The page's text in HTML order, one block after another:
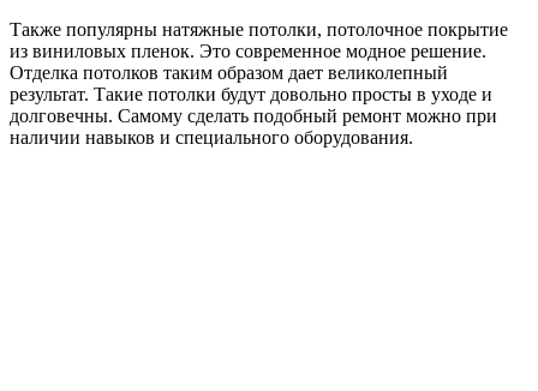
Также популярны натяжные потолки, потолочное покрытие
из виниловых пленок. Это современное модное решение.
Отделка потолков таким образом дает великолепный
результат. Такие потолки будут довольно просты в уходе и
долговечны. Самому сделать подобный ремонт можно при
наличии навыков и специального оборудования.